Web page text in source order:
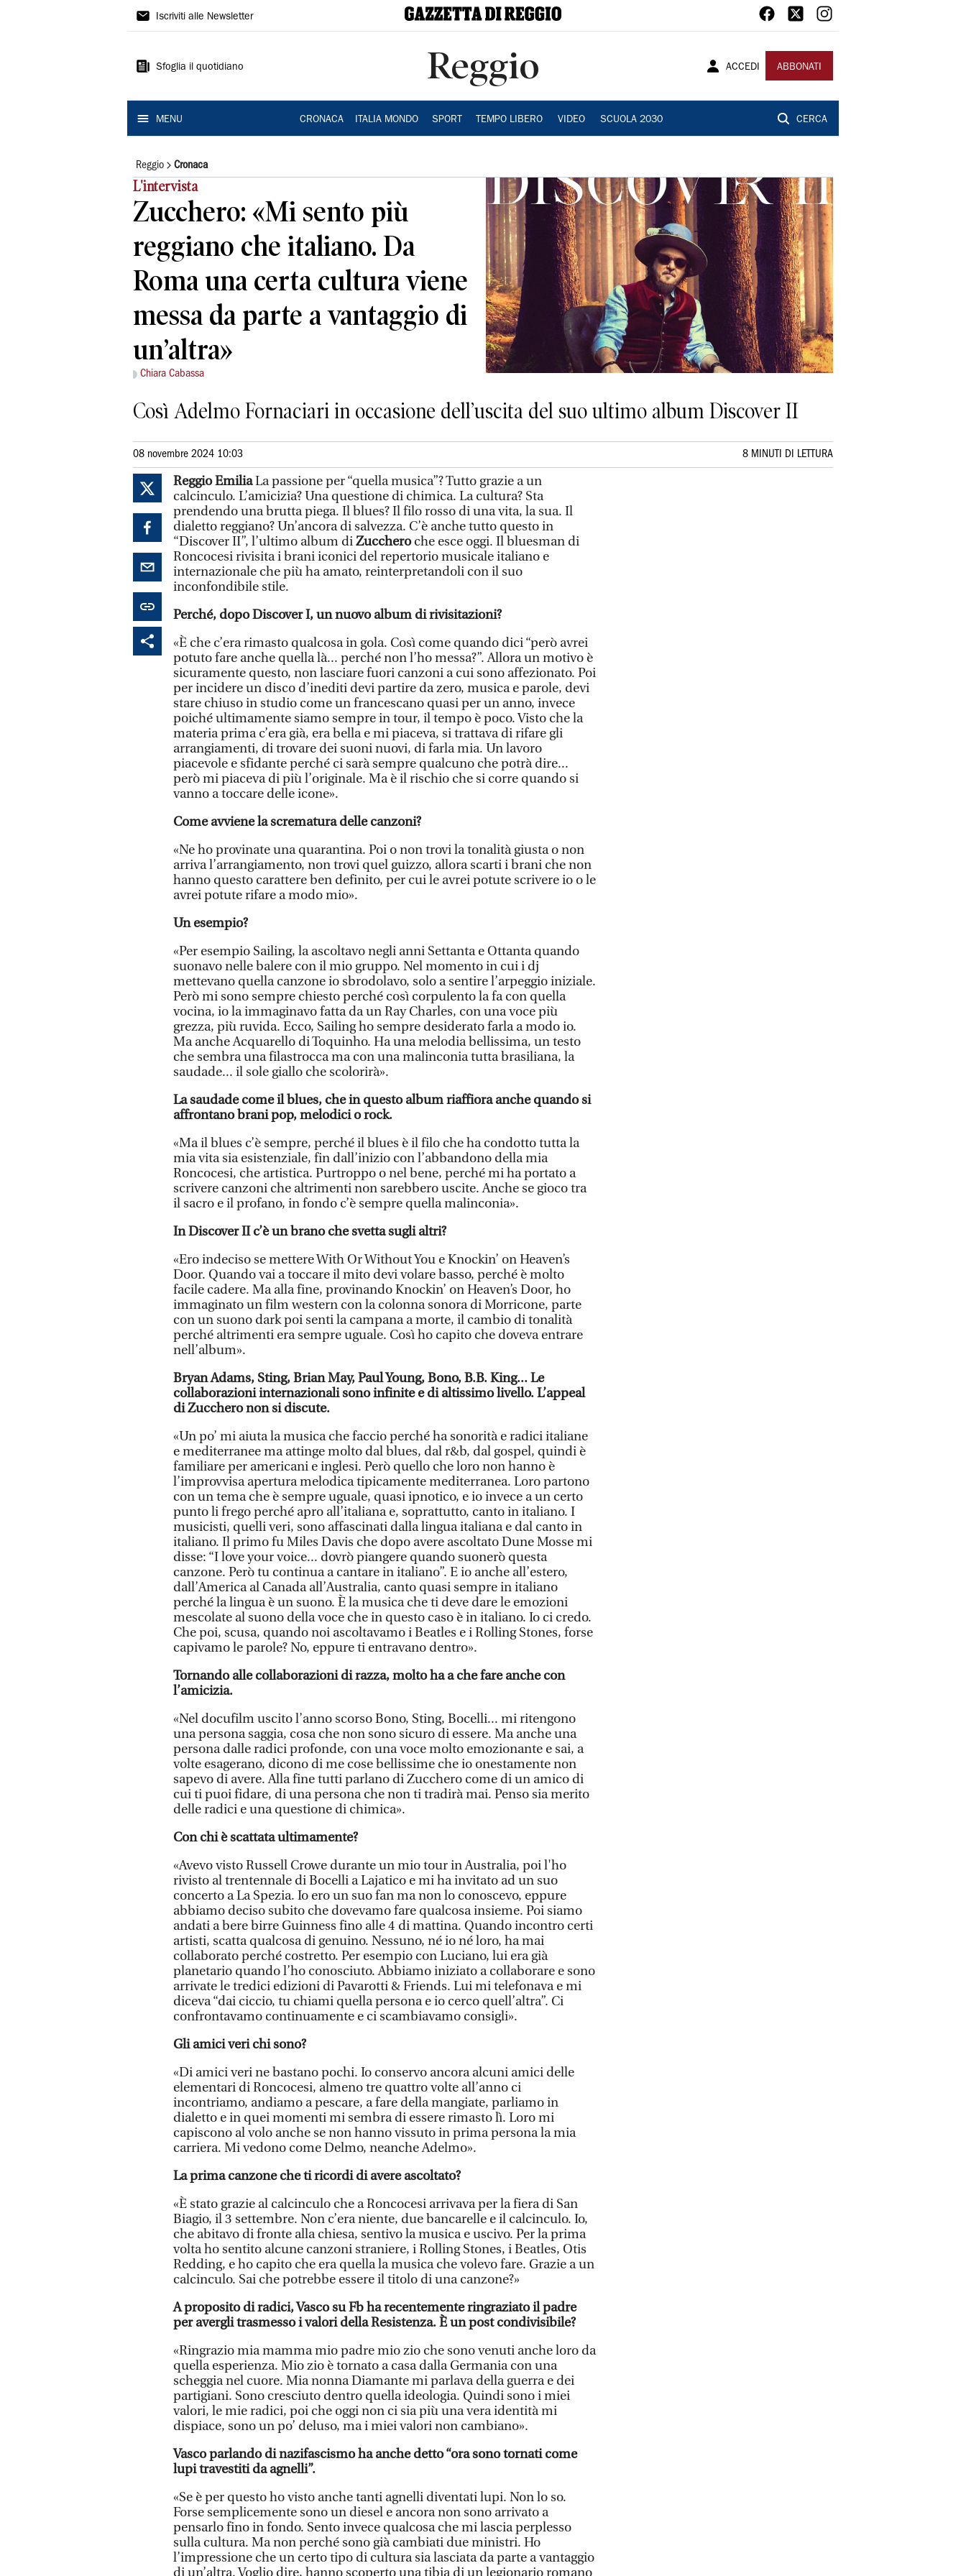
Gazzetta
Reggio
Iscriviti alle Newsletter
Sfoglia il quotidiano Reggio ACCEDI ABBONATI
MENU CRONACA ITALIA MONDO SPORT TEMPO LIBERO VIDEO SCUOLA 2030 CERCA
Reggio Cronaca
L'intervista
Zucchero: «Mi sento più
reggiano che italiano. Da
Roma una certa cultura viene
messa da parte a vantaggio di
un’altra»
Chiara Cabassa
Così Adelmo Fornaciari in occasione dell’uscita del suo ultimo album Discover II
08 novembre 2024 10:03 8 MINUTI DI LETTURA
Reggio EmiliaLa passione per “quella musica”? Tutto grazie a un
calcinculo. L’amicizia? Una questione di chimica. La cultura? Sta
prendendo una brutta piega. Il blues? Il filo rosso di una vita, la sua. Il
dialetto reggiano? Un’ancora di salvezza. C’è anche tutto questo in
“Discover II”, l’ultimo album diZuccheroche esce oggi. Il bluesman di
Roncocesi rivisita i brani iconici del repertorio musicale italiano e
internazionale che più ha amato, reinterpretandoli con il suo
inconfondibile stile.
Perché, dopo Discover I, un nuovo album di rivisitazioni?
«È che c’era rimasto qualcosa in gola. Così come quando dici “però avrei
potuto fare anche quella là... perché non l’ho messa?”. Allora un motivo è
sicuramente questo, non lasciare fuori canzoni a cui sono affezionato. Poi
per incidere un disco d’inediti devi partire da zero, musica e parole, devi
stare chiuso in studio come un francescano quasi per un anno, invece
poiché ultimamente siamo sempre in tour, il tempo è poco. Visto che la
materia prima c’era già, era bella e mi piaceva, si trattava di rifare gli
arrangiamenti, di trovare dei suoni nuovi, di farla mia. Un lavoro
piacevole e sfidante perché ci sarà sempre qualcuno che potrà dire...
però mi piaceva di più l’originale. Ma è il rischio che si corre quando si
vanno a toccare delle icone».
Come avviene la scrematura delle canzoni?
«Ne ho provinate una quarantina. Poi o non trovi la tonalità giusta o non
arriva l’arrangiamento, non trovi quel guizzo, allora scarti i brani che non
hanno questo carattere ben definito, per cui le avrei potute scrivere io o le
avrei potute rifare a modo mio».
Un esempio?
«Per esempio Sailing, la ascoltavo negli anni Settanta e Ottanta quando
suonavo nelle balere con il mio gruppo. Nel momento in cui i dj
mettevano quella canzone io sbrodolavo, solo a sentire l’arpeggio iniziale.
Però mi sono sempre chiesto perché così corpulento la fa con quella
vocina, io la immaginavo fatta da un Ray Charles, con una voce più
grezza, più ruvida. Ecco, Sailing ho sempre desiderato farla a modo io.
Ma anche Acquarello di Toquinho. Ha una melodia bellissima, un testo
che sembra una filastrocca ma con una malinconia tutta brasiliana, la
saudade... il sole giallo che scolorirà».
La saudade come il blues, che in questo album riaffiora anche quando si
affrontano brani pop, melodici o rock.
«Ma il blues c’è sempre, perché il blues è il filo che ha condotto tutta la
mia vita sia esistenziale, fin dall’inizio con l’abbandono della mia
Roncocesi, che artistica. Purtroppo o nel bene, perché mi ha portato a
scrivere canzoni che altrimenti non sarebbero uscite. Anche se gioco tra
il sacro e il profano, in fondo c’è sempre quella malinconia».
In Discover II c’è un brano che svetta sugli altri?
«Ero indeciso se mettere With Or Without You e Knockin’ on Heaven’s
Door. Quando vai a toccare il mito devi volare basso, perché è molto
facile cadere. Ma alla fine, provinando Knockin’ on Heaven’s Door, ho
immaginato un film western con la colonna sonora di Morricone, parte
con un suono dark poi senti la campana a morte, il cambio di tonalità
perché altrimenti era sempre uguale. Così ho capito che doveva entrare
nell’album».
Bryan Adams, Sting, Brian May, Paul Young, Bono, B.B. King... Le
collaborazioni internazionali sono infinite e di altissimo livello. L’appeal
di Zucchero non si discute.
«Un po’ mi aiuta la musica che faccio perché ha sonorità e radici italiane
e mediterranee ma attinge molto dal blues, dal r&b, dal gospel, quindi è
familiare per americani e inglesi. Però quello che loro non hanno è
l’improvvisa apertura melodica tipicamente mediterranea. Loro partono
con un tema che è sempre uguale, quasi ipnotico, e io invece a un certo
punto li frego perché apro all’italiana e, soprattutto, canto in italiano. I
musicisti, quelli veri, sono affascinati dalla lingua italiana e dal canto in
italiano. Il primo fu Miles Davis che dopo avere ascoltato Dune Mosse mi
disse: “I love your voice... dovrò piangere quando suonerò questa
canzone. Però tu continua a cantare in italiano”. E io anche all’estero,
dall’America al Canada all’Australia, canto quasi sempre in italiano
perché la lingua è un suono. È la musica che ti deve dare le emozioni
mescolate al suono della voce che in questo caso è in italiano. Io ci credo.
Che poi, scusa, quando noi ascoltavamo i Beatles e i Rolling Stones, forse
capivamo le parole? No, eppure ti entravano dentro».
Tornando alle collaborazioni di razza, molto ha a che fare anche con
l’amicizia.
«Nel docufilm uscito l’anno scorso Bono, Sting, Bocelli... mi ritengono
una persona saggia, cosa che non sono sicuro di essere. Ma anche una
persona dalle radici profonde, con una voce molto emozionante e sai, a
volte esagerano, dicono di me cose bellissime che io onestamente non
sapevo di avere. Alla fine tutti parlano di Zucchero come di un amico di
cui ti puoi fidare, di una persona che non ti tradirà mai. Penso sia merito
delle radici e una questione di chimica».
Con chi è scattata ultimamente?
«Avevo visto Russell Crowe durante un mio tour in Australia, poi l'ho
rivisto al trentennale di Bocelli a Lajatico e mi ha invitato ad un suo
concerto a La Spezia. Io ero un suo fan ma non lo conoscevo, eppure
abbiamo deciso subito che dovevamo fare qualcosa insieme. Poi siamo
andati a bere birre Guinness fino alle 4 di mattina. Quando incontro certi
artisti, scatta qualcosa di genuino. Nessuno, né io né loro, ha mai
collaborato perché costretto. Per esempio con Luciano, lui era già
planetario quando l’ho conosciuto. Abbiamo iniziato a collaborare e sono
arrivate le tredici edizioni di Pavarotti & Friends. Lui mi telefonava e mi
diceva “dai ciccio, tu chiami quella persona e io cerco quell’altra”. Ci
confrontavamo continuamente e ci scambiavamo consigli».
Gli amici veri chi sono?
«Di amici veri ne bastano pochi. Io conservo ancora alcuni amici delle
elementari di Roncocesi, almeno tre quattro volte all’anno ci
incontriamo, andiamo a pescare, a fare della mangiate, parliamo in
dialetto e in quei momenti mi sembra di essere rimasto lì. Loro mi
capiscono al volo anche se non hanno vissuto in prima persona la mia
carriera. Mi vedono come Delmo, neanche Adelmo».
La prima canzone che ti ricordi di avere ascoltato?
«È stato grazie al calcinculo che a Roncocesi arrivava per la fiera di San
Biagio, il 3 settembre. Non c’era niente, due bancarelle e il calcinculo. Io,
che abitavo di fronte alla chiesa, sentivo la musica e uscivo. Per la prima
volta ho sentito alcune canzoni straniere, i Rolling Stones, i Beatles, Otis
Redding, e ho capito che era quella la musica che volevo fare. Grazie a un
calcinculo. Sai che potrebbe essere il titolo di una canzone?»
A proposito di radici, Vasco su Fb ha recentemente ringraziato il padre
per avergli trasmesso i valori della Resistenza. È un post condivisibile?
«Ringrazio mia mamma mio padre mio zio che sono venuti anche loro da
quella esperienza. Mio zio è tornato a casa dalla Germania con una
scheggia nel cuore. Mia nonna Diamante mi parlava della guerra e dei
partigiani. Sono cresciuto dentro quella ideologia. Quindi sono i miei
valori, le mie radici, poi che oggi non ci sia più una vera identità mi
dispiace, sono un po’ deluso, ma i miei valori non cambiano».
Vasco parlando di nazifascismo ha anche detto “ora sono tornati come
lupi travestiti da agnelli”.
«Se è per questo ho visto anche tanti agnelli diventati lupi. Non lo so.
Forse semplicemente sono un diesel e ancora non sono arrivato a
pensarlo fino in fondo. Sento invece qualcosa che mi lascia perplesso
sulla cultura. Ma non perché sono già cambiati due ministri. Ho
l’impressione che un certo tipo di cultura sia lasciata da parte a vantaggio
di un’altra. Voglio dire, hanno scoperto una tibia di un legionario romano